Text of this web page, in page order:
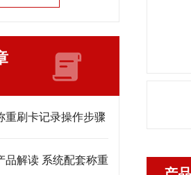
重刷卡记录操作步骤
品解读 系统配套称重